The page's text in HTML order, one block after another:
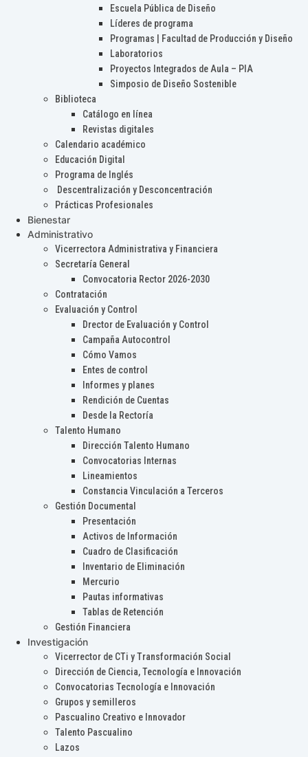
Escuela Pública de Diseño
Líderes de programa
Programas | Facultad de Producción y Diseño
Laboratorios
Proyectos Integrados de Aula – PIA
Simposio de Diseño Sostenible
Biblioteca
Catálogo en línea
Revistas digitales
Calendario académico
Educación Digital
Programa de Inglés
Descentralización y Desconcentración
Prácticas Profesionales
Bienestar
Administrativo
Vicerrectora Administrativa y Financiera
Secretaría General
Convocatoria Rector 2026-2030
Contratación
Evaluación y Control
Drector de Evaluación y Control
Campaña Autocontrol
Cómo Vamos
Entes de control
Informes y planes
Rendición de Cuentas
Desde la Rectoría
Talento Humano
Dirección Talento Humano
Convocatorias Internas
Lineamientos
Constancia Vinculación a Terceros
Gestión Documental
Presentación
Activos de Información
Cuadro de Clasificación
Inventario de Eliminación
Mercurio
Pautas informativas
Tablas de Retención
Gestión Financiera
Investigación
Vicerrector de CTi y Transformación Social
Dirección de Ciencia, Tecnología e Innovación
Convocatorias Tecnología e Innovación
Grupos y semilleros
Pascualino Creativo e Innovador
Talento Pascualino
Lazos